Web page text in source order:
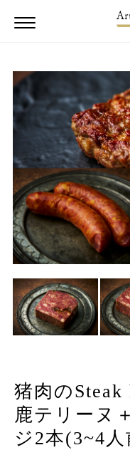
猪肉のSteak
鹿テリーヌ
ジ2本(3~4